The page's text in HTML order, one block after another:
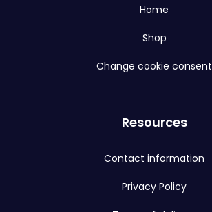
Home
Shop
Change cookie consent
Resources
Contact information
Privacy Policy